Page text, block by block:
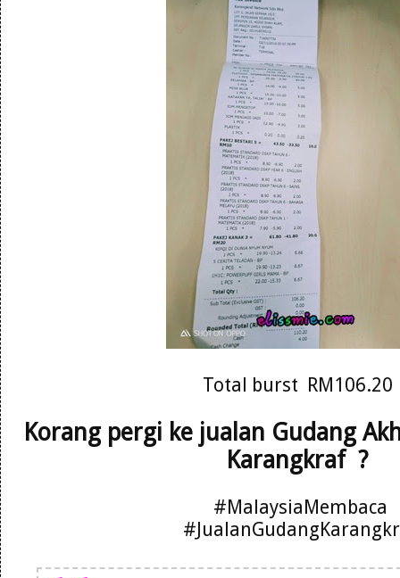
Total burst RM106.20
Korang pergi ke jualan Gudang
Karangkraf ?
#MalaysiaMembaca